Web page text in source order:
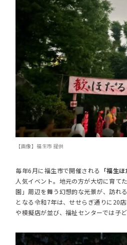
【画像】福生市 提供
毎年6月に福生市で開催される 「福生ほ
人気イベント。地元の方が大切に育て
園」周辺を舞う幻想的な光景が、訪れ
となる令和7年は、せせらぎ通りに20
や模擬店が並び、福祉センターでは子